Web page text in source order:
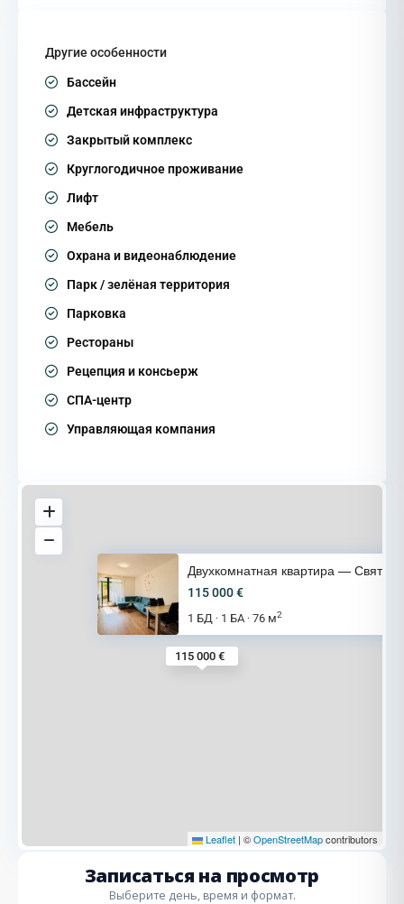
Другие особенности
Бассейн
Детская инфраструктура
Закрытый комплекс
Круглогодичное проживание
Лифт
Мебель
Охрана и видеонаблюдение
Парк / зелёная территория
Парковка
Рестораны
Рецепция и консьерж
СПА-центр
Управляющая компания
115 000 €
Двухкомнатная квартира — Свято
115 000 €
1 БД · 1 БА · 76 м2
Leaflet | ©OpenStreetMapcontributors
Записаться на просмотр
Выберите день, время и формат.